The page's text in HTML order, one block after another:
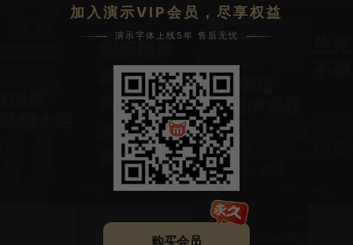
加入演示VIP会员，尽享权益
演示字体上线5年 售后无忧
购买会员